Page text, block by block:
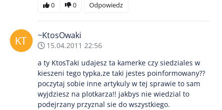
0 0 Odpowiedz
~KtosOwaki
15.04.2011 22:56
a ty KtosTaki udajesz ta kamerke czy siedziales w
kieszeni tego typka,ze taki jestes poinformowany??
poczytaj sobie inne artykuly w tej sprawie to sam
wyjdziesz na plotkarza!! jakbys nie wiedzial to
podejrzany przyznal sie do wszystkiego.